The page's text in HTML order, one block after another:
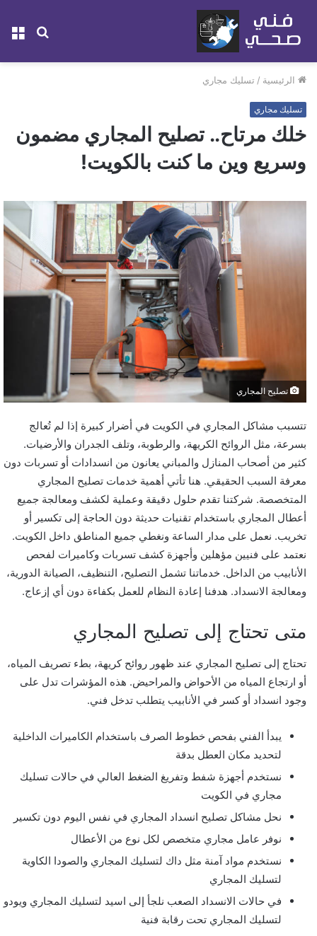
بحث
الرئيسية / تسليك مجاري
تسليك مجاري
خلك مرتاح.. تصليح المجاري مضمون
وسريع وين ما كنت بالكويت!
تصليح المجاري
تتسبب مشاكل المجاري في الكويت في أضرار كبيرة إذا لم تُعالج
بسرعة، مثل الروائح الكريهة، والرطوبة، وتلف الجدران والأرضيات.
كثير من أصحاب المنازل والمباني يعانون من انسدادات أو تسربات دون
معرفة السبب الحقيقي. هنا تأتي أهمية خدمات تصليح المجاري
المتخصصة. شركتنا تقدم حلول دقيقة وعملية لكشف ومعالجة جميع
أعطال المجاري باستخدام تقنيات حديثة دون الحاجة إلى تكسير أو
تخريب. نعمل على مدار الساعة ونغطي جميع المناطق داخل الكويت.
نعتمد على فنيين مؤهلين وأجهزة كشف تسربات وكاميرات لفحص
الأنابيب من الداخل. خدماتنا تشمل التصليح، التنظيف، الصيانة الدورية،
ومعالجة الانسداد. هدفنا إعادة النظام للعمل بكفاءة دون أي إزعاج.
متى تحتاج إلى تصليح المجاري
تحتاج إلى تصليح المجاري عند ظهور روائح كريهة، بطء تصريف المياه،
أو ارتجاع المياه من الأحواض والمراحيض. هذه المؤشرات تدل على
وجود انسداد أو كسر في الأنابيب يتطلب تدخل فني.
يبدأ الفني بفحص خطوط الصرف باستخدام الكاميرات الداخلية
لتحديد مكان العطل بدقة
نستخدم أجهزة شفط وتفريغ الضغط العالي في حالات تسليك
مجاري في الكويت
نحل مشاكل تصليح انسداد المجاري في نفس اليوم دون تكسير
نوفر عامل مجاري متخصص لكل نوع من الأعطال
نستخدم مواد آمنة مثل داك لتسليك المجاري والصودا الكاوية
لتسليك المجاري
في حالات الانسداد الصعب نلجأ إلى اسيد لتسليك المجاري ويودو
لتسليك المجاري تحت رقابة فنية